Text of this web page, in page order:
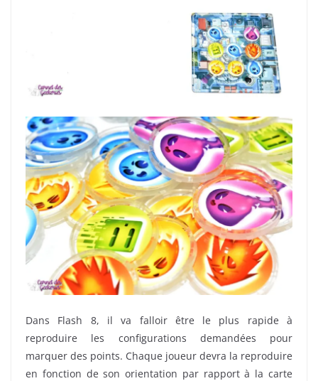
Dans Flash 8, il va falloir être le plus rapide à
reproduire les configurations demandées pour
marquer des points. Chaque joueur devra la reproduire
en fonction de son orientation par rapport à la carte